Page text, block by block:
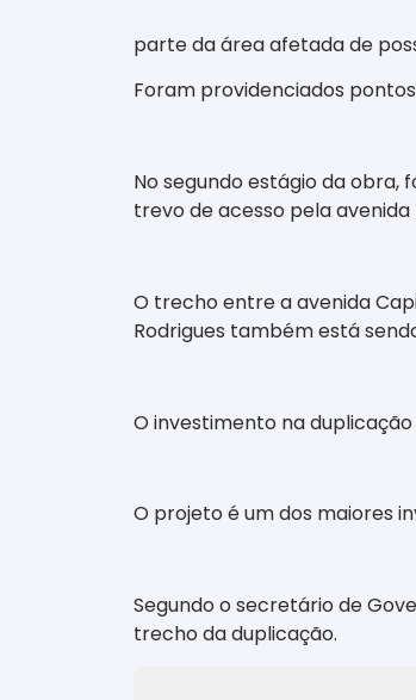
parte da área afetada de
Foram providenciados
No segundo estágio da
trevo de acesso pela avenida
O trecho entre a avenida
Rodrigues também está
O investimento na duplicação
O projeto é um dos maiores
Segundo o secretário de
trecho da duplicação.